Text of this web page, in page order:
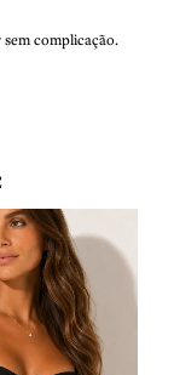
complicação.